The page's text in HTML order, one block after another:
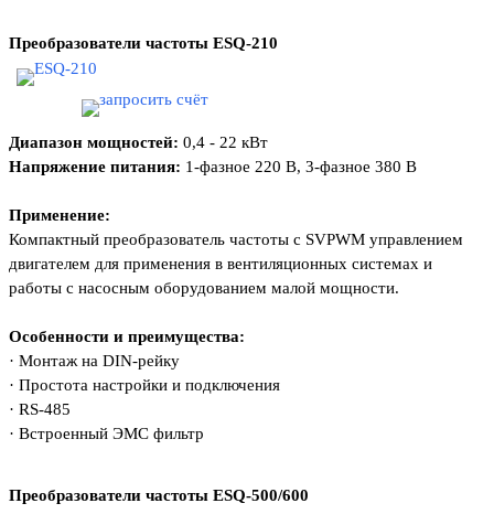
Преобразователи частоты ESQ-210
Диапазон мощностей: 0,4 - 22 кВт
Напряжение питания: 1-фазное 220 В, 3-фазное 380 В
Применение:
Компактный преобразователь частоты с SVPWM управлением
двигателем для применения в вентиляционных системах и
работы с насосным оборудованием малой мощности.
Особенности и преимущества:
· Монтаж на DIN-рейку
· Простота настройки и подключения
· RS-485
· Встроенный ЭМС фильтр
Преобразователи частоты ESQ-500/600